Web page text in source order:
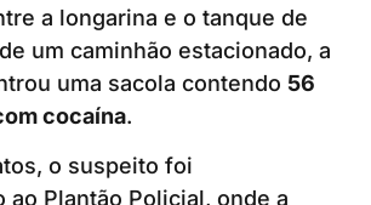
a longarina e o tanque de
um caminhão estacionado, a
uma sacola contendo 56
cocaína.
o suspeito foi
ao Plantão Policial, onde a